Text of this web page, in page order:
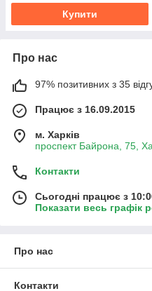
Купити
Про нас
97% позитивних з 35
Працює з 16.09.2015
м. Харків
проспект Байрона, 75,
Контакти
Сьогодні працює з
Показати весь графік
Про нас
Контакти